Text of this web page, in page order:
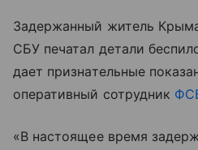
Задержанный житель
СБУ печатал детали
дает признательные
оперативный сотрудник
«В настоящее время